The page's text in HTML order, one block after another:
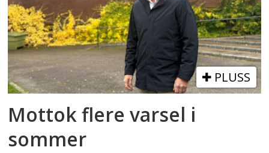
PLUSS
Mottok flere varsel i
sommer